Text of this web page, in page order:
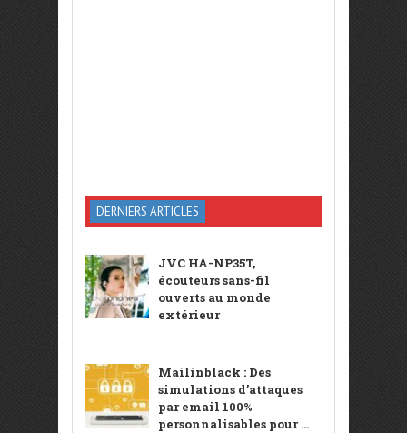
DERNIERS ARTICLES
JVC HA-NP35T,
écouteurs sans-fil
ouverts au monde
extérieur
Mailinblack : Des
simulations d’attaques
par email 100%
personnalisables pour ...